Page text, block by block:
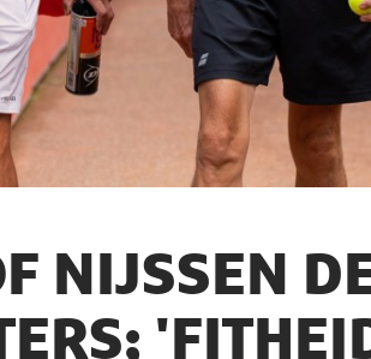
NIJSSEN